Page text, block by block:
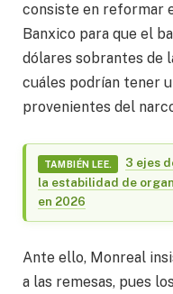
consiste en reformar
Banxico para que el
dólares sobrantes de
cuáles podrían tener
provenientes del
TAMBIÉN LEE.
3 ejes
la estabilidad de
en 2026
Ante ello, Monreal
a las remesas, pues